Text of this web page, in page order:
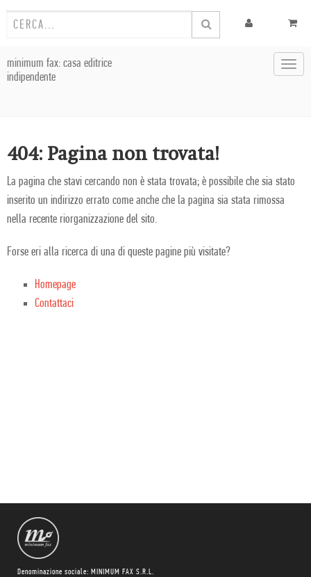
minimum fax: casa editrice
indipendente
404: Pagina non trovata!
La pagina che stavi cercando non è stata trovata; è possibile che sia stato
inserito un indirizzo errato come anche che la pagina sia stata rimossa
nella recente riorganizzazione del sito.
Forse eri alla ricerca di una di queste pagine più visitate?
Homepage
Contattaci
Denominazione sociale: MINIMUM FAX S.R.L.